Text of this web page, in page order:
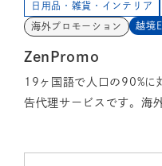
日用品・雑貨・インテリア
海外プロモーション 越境
ZenPromo
19ヶ国語で人口の90%に
告代理サービスです。海